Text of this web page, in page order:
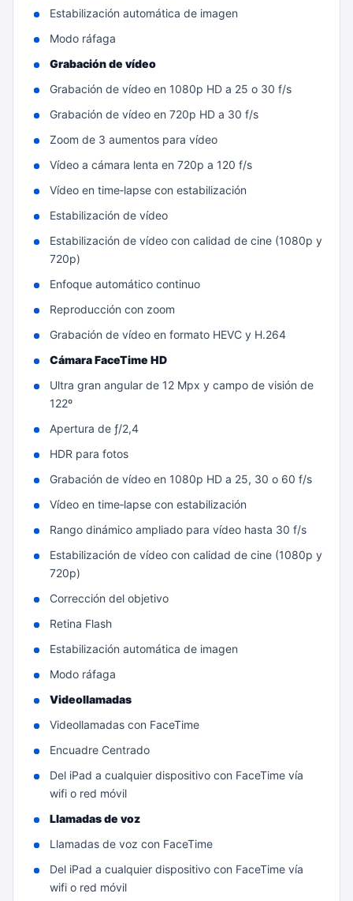
Estabilización automática de imagen
Modo ráfaga
Grabación de vídeo
Grabación de vídeo en 1080p HD a 25 o 30 f/s
Grabación de vídeo en 720p HD a 30 f/s
Zoom de 3 aumentos para vídeo
Vídeo a cámara lenta en 720p a 120 f/s
Vídeo en time‑lapse con estabili­zación
Estabilización de vídeo
Estabilización de vídeo con calidad de cine (1080p y
720p)
Enfoque automático continuo
Reproducción con zoom
Grabación de vídeo en formato HEVC y H.264
Cámara FaceTime HD
Ultra gran angular de 12 Mpx y campo de visión de
122º
Apertura de ƒ/2,4
HDR para fotos
Grabación de vídeo en 1080p HD a 25, 30 o 60 f/s
Vídeo en time‑lapse con estabili­zación
Rango dinámico ampliado para vídeo hasta 30 f/s
Estabilización de vídeo con calidad de cine (1080p y
720p)
Corrección del objetivo
Retina Flash
Estabilización automática de imagen
Modo ráfaga
Videollamadas
Videollamadas con FaceTime
Encuadre Centrado
Del iPad a cualquier dispositivo con FaceTime vía
wifi o red móvil
Llamadas de voz
Llamadas de voz con FaceTime
Del iPad a cualquier dispositivo con FaceTime vía
wifi o red móvil